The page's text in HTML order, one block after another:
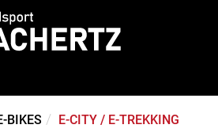
BIKES E-CITY / E-TREKKING